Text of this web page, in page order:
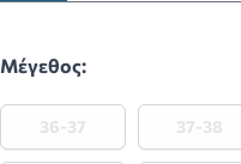
Μέγεθος:
36-37 37-38